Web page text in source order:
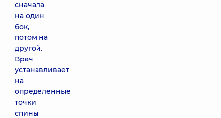
сначала
на один
бок,
потом на
другой.
Врач
устанавливает
на
определенные
точки
спины